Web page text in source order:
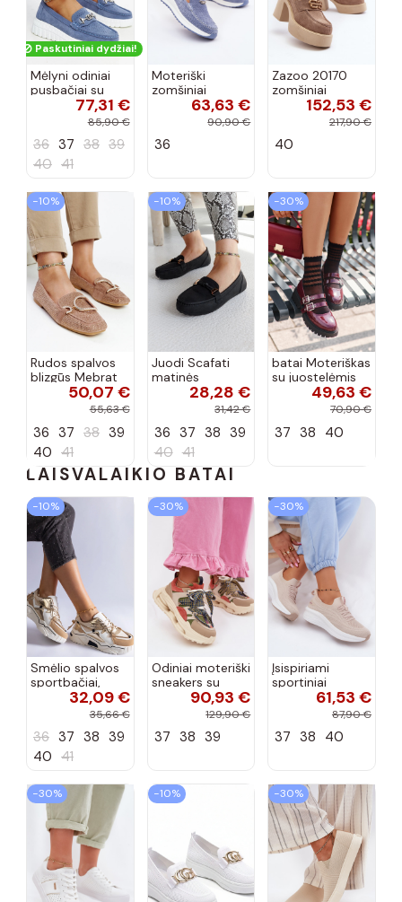
Paskutiniai dydžiai!
Mėlyni odiniai
pusbačiai su
dekoratyvine
sagtimi Taija
77,31 €
85,90 €
36 37 38 39
40 41
Moteriški
zomšiniai
mokasinai
Demela mėlynos
63,63 €
90,90 €
36
Zazoo 20170
zomšiniai
bateliai su
kulniukais smėlio
152,53 €
217,90 €
40
−10%
Rudos spalvos
blizgūs Mebrat
bateliai50,07 €
55,63 €
36 37 38 39
40 41
−10%
Juodi Scafati
matinės
apdailos bateliai
28,28 €
31,42 €
36 37 38 39
40 41
−30%
batai Moteriškas
su juostelėmis
su lako efektu
bordo spalvos
49,63 €
70,90 €
37 38 40
LAISVALAIKIO BATAI
−10%
Smėlio spalvos
sportbačiai,
dekoruoti Valdez
cirkonio virvele
32,09 €
35,66 €
36 37 38 39
40 41
−30%
Odiniai moteriški
sneakers su
platforma D&A
CR61-3133
90,93 €
129,90 €
37 38 39
−30%
Įsispiriami
sportiniai
bateliai Kobbo
102425 smėlio
61,53 €
87,90 €
37 38 40
−30% −10% −30%